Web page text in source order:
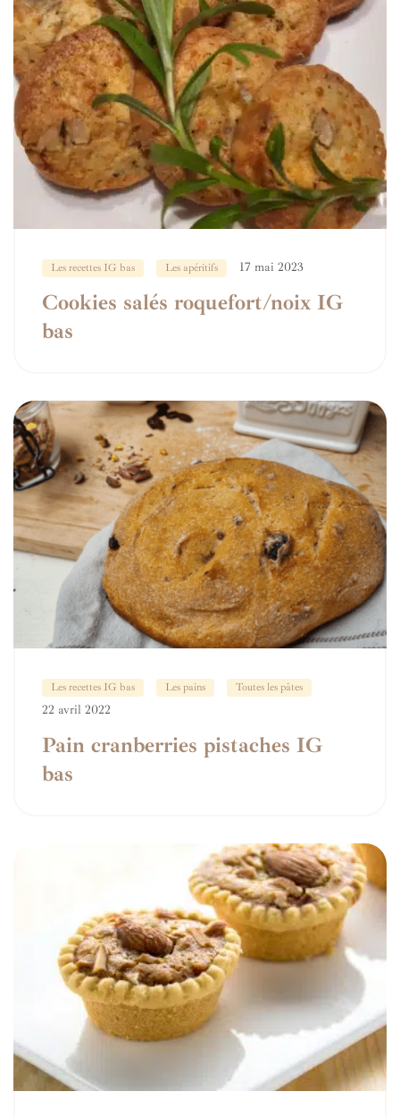
Les recettes IG bas Les apéritifs 17 mai 2023
Cookies salés roquefort/noix IG
bas
Les recettes IG bas Les pains Toutes les pâtes
22 avril 2022
Pain cranberries pistaches IG
bas